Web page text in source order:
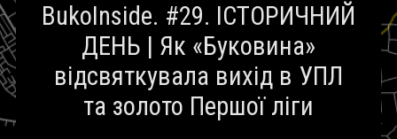
BukoInside. #29. ІСТОРИЧНИЙ
ДЕНЬ | Як «Буковина»
відсвяткувала вихід в УПЛ
та золото Першої ліги